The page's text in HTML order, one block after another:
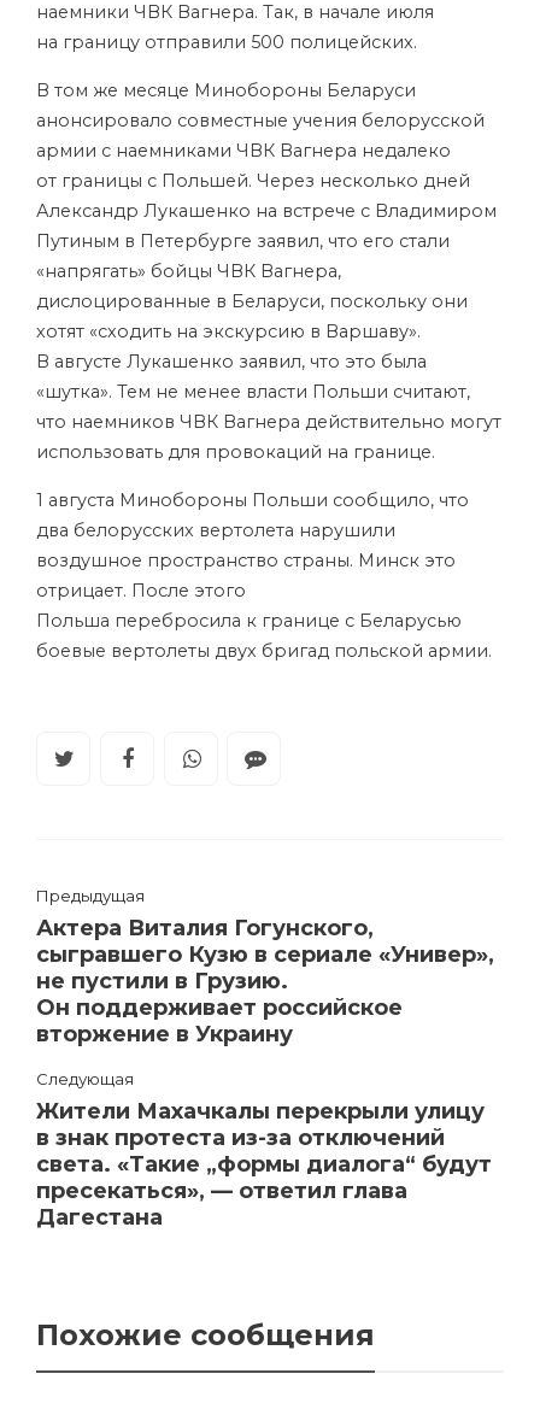
наемники ЧВК Вагнера. Так, в начале июля
на границу отправили 500 полицейских.
В том же месяце Минобороны Беларуси
анонсировало совместные учения белорусской
армии с наемниками ЧВК Вагнера недалеко
от границы с Польшей. Через несколько дней
Александр Лукашенко на встрече с Владимиром
Путиным в Петербурге заявил, что его стали
«напрягать» бойцы ЧВК Вагнера,
дислоцированные в Беларуси, поскольку они
хотят «сходить на экскурсию в Варшаву».
В августе Лукашенко заявил, что это была
«шутка». Тем не менее власти Польши считают,
что наемников ЧВК Вагнера действительно могут
использовать для провокаций на границе.
1 августа Минобороны Польши сообщило, что
два белорусских вертолета нарушили
воздушное пространство страны. Минск это
отрицает. После этого
Польша перебросила к границе с Беларусью
боевые вертолеты двух бригад польской армии.
Предыдущая
Актера Виталия Гогунского,
сыгравшего Кузю в сериале «Универ»,
не пустили в Грузию.
Он поддерживает российское
вторжение в Украину
Следующая
Жители Махачкалы перекрыли улицу
в знак протеста из-за отключений
света. «Такие „формы диалога“ будут
пресекаться», — ответил глава
Дагестана
Похожие сообщения